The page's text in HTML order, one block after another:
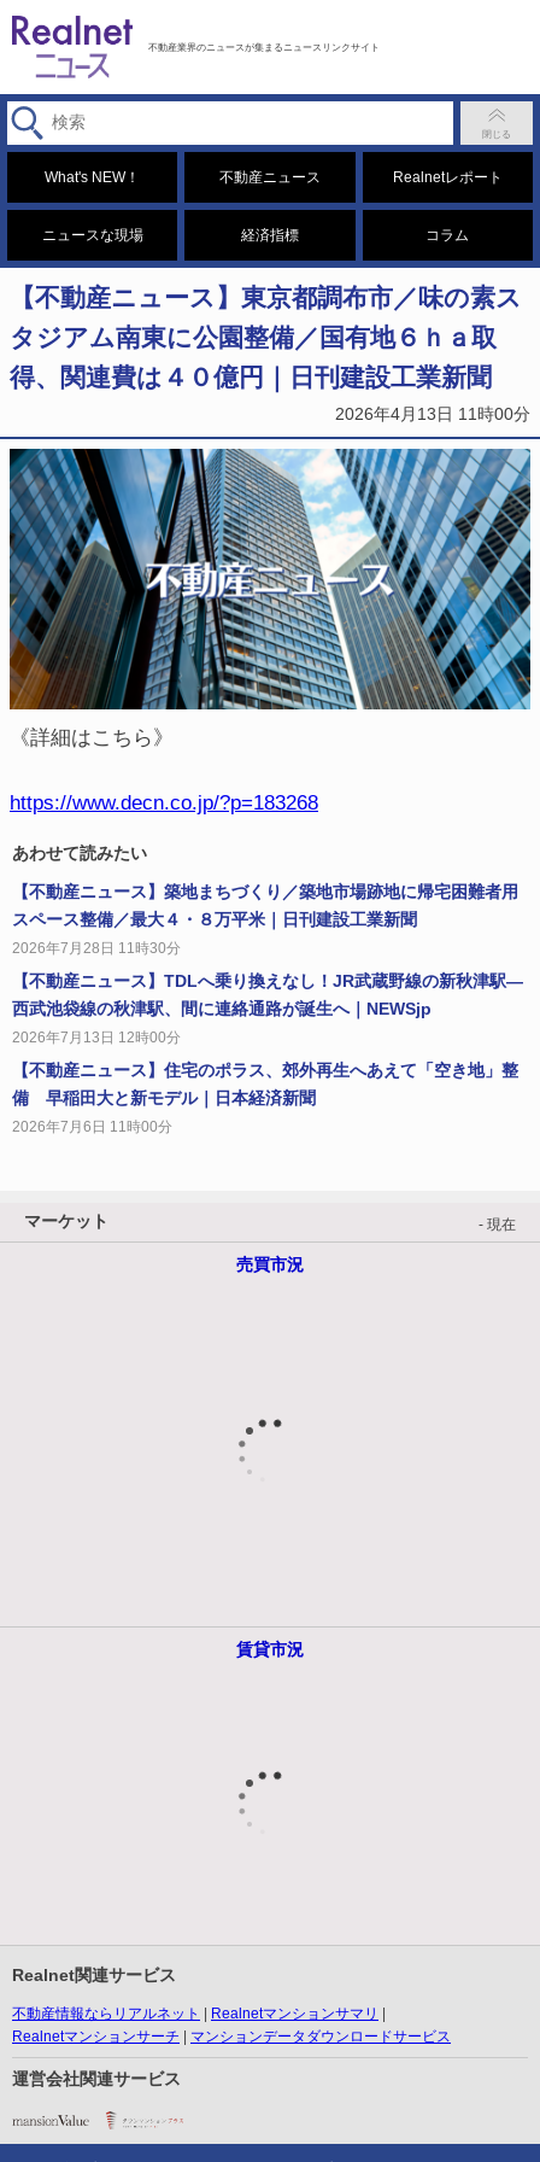
不動産業界のニュースが集まるニュースリンクサイト
What's NEW！ 不動産ニュース Realnetレポート
ニュースな現場 経済指標 コラム
【不動産ニュース】東京都調布市／味の素ス
タジアム南東に公園整備／国有地６ｈａ取
得、関連費は４０億円｜日刊建設工業新聞
2026年4月13日 11時00分
《詳細はこちら》
https://www.decn.co.jp/?p=183268
あわせて読みたい
【不動産ニュース】築地まちづくり／築地市場跡地に帰宅困難者用
スペース整備／最大４・８万平米｜日刊建設工業新聞
2026年7月28日 11時30分
【不動産ニュース】TDLへ乗り換えなし！JR武蔵野線の新秋津駅―
西武池袋線の秋津駅、間に連絡通路が誕生へ｜NEWSjp
2026年7月13日 12時00分
【不動産ニュース】住宅のポラス、郊外再生へあえて「空き地」整
備 早稲田大と新モデル｜日本経済新聞
2026年7月6日 11時00分
マーケット - 現在
売買市況
賃貸市況
Realnet関連サービス
不動産情報ならリアルネット
Realnetマンションサマリ
Realnetマンションサーチ
マンションデータダウンロードサービス
運営会社関連サービス